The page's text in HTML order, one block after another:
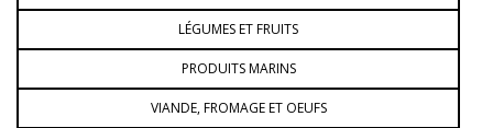
LÉGUMES ET FRUITS
PRODUITS MARINS
VIANDE, FROMAGE ET OEUFS